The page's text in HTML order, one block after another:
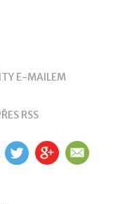
E-MAILEM
RSS
TW GP EM